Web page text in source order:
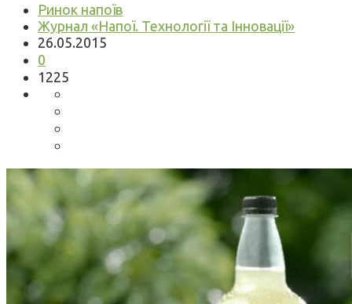
Ринок напоїв
Журнал «Напої. Технології та Інновації»
26.05.2015
0
1225